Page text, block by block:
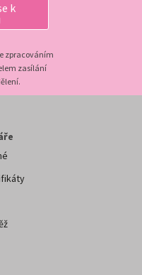
k
zpracováním
zasílání